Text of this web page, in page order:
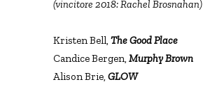
(vincitore 2018: Rachel Brosnahan)
Kristen Bell, The Good Place
Candice Bergen, Murphy Brown
Alison Brie, GLOW